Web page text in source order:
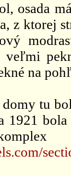
osada
z ktorej
na
tu
1921